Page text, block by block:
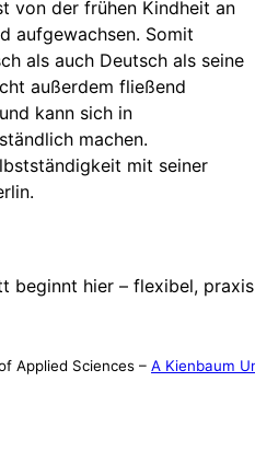
von der frühen Kindheit an
aufgewachsen. Somit
als auch Deutsch als seine
außerdem fließend
kann sich in
machen.
mit seiner
beginnt hier – flexibel,
Applied Sciences – A Kienbaum